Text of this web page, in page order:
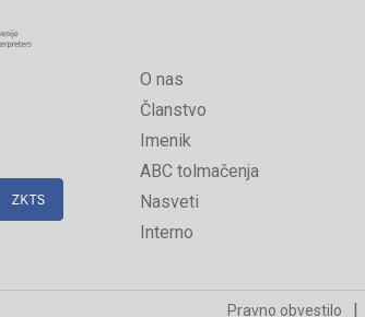
O nas
Članstvo
Imenik
ABC tolmačenja
Nasveti
Interno
Pravno obvestilo